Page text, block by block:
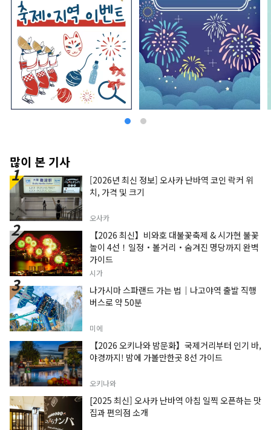
많이 본 기사
[2026년 최신 정보] 오사카 난바역 코인 락커 위
치, 가격 및 크기
오사카
【2026 최신】비와호 대불꽃축제 & 시가현 불꽃
놀이 4선！일정・볼거리・숨겨진 명당까지 완벽
가이드
시가
나가시마 스파랜드 가는 법｜나고야역 출발 직행
버스로 약 50분
미에
【2026 오키나와 밤문화】국제거리부터 인기 바,
야경까지! 밤에 가볼만한곳 8선 가이드
오키나와
[2025 최신] 오사카 난바역 아침 일찍 오픈하는 맛
집과 편의점 소개